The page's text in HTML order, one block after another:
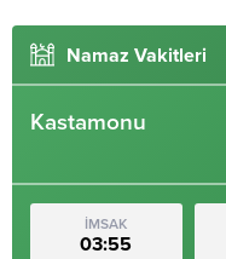
Namaz Vakitleri
Kastamonu
İMSAK
03:55